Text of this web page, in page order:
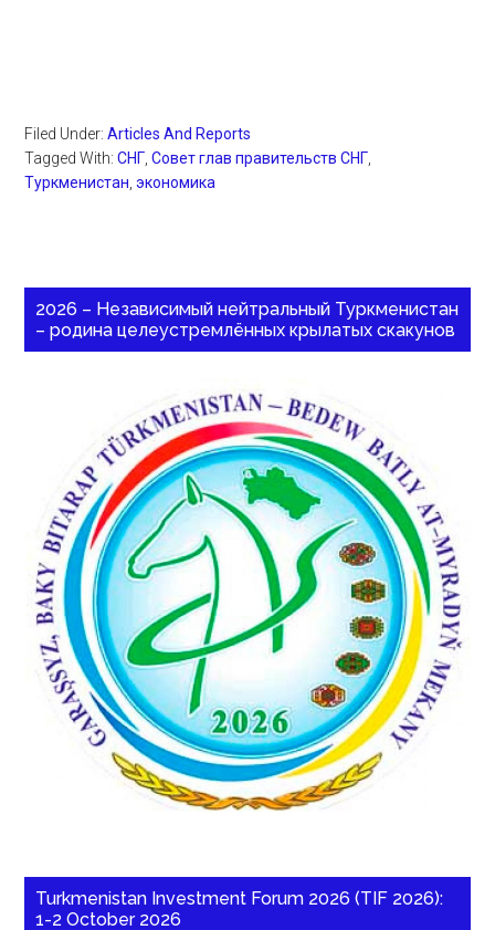
Filed Under:Articles And Reports
Tagged With:СНГ ,Совет глав правительств СНГ
Туркменистан ,экономика
2026 – Независимый нейтральный Туркменистан
– родина целеустремлённых крылатых скакунов
Turkmenistan Investment Forum 2026 (TIF 2026):
1-2 October 2026